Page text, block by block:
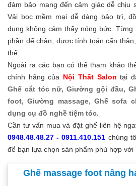
đảm bảo mang đến cảm giác dễ chịu
Vải bọc mềm mại dễ dàng bảo trì,
dụng không cảm thấy nóng bức.
phần để chân, được tính toán cẩn
thể.
Ngoài ra các bạn có thể tham khảo
chính hãng của Nội Thất Salon tại
Ghế cắt tóc nữ, Giường gội đầu,
foot, Giường massage, Ghế sofa
dụng cụ đồ nghề tiệm tóc.
Cần tư vấn mua và đặt ghế liên hệ
0948.48.48.27 - 0911.410.151 chúng
để bạn lựa chọn sản phẩm phù hợp với
Ghế massage foot nâng